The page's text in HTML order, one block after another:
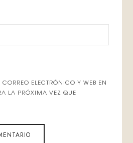
ELECTRÓNICO Y WEB EN
LA PRÓXIMA VEZ QUE